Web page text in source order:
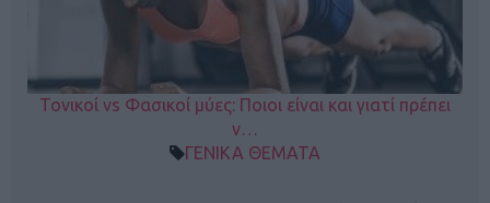
Τονικοί vs Φασικοί μύες: Ποιοι είναι και γιατί πρέπει
ν…
ΓΕΝΙΚΑ ΘΕΜΑΤΑ